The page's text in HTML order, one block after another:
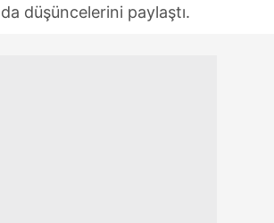
düşüncelerini paylaştı.